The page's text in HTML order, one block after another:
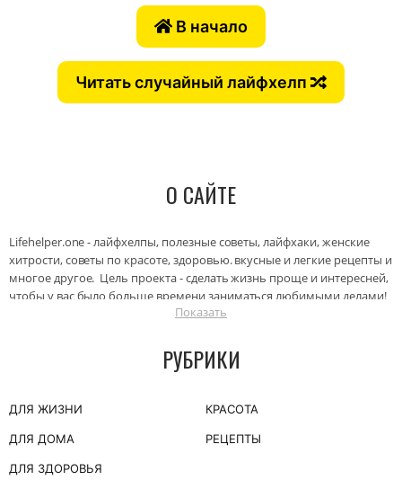
В начало
Читать случайный лайфхелп
О САЙТЕ
Lifehelper.one - лайфхелпы, полезные советы, лайфхаки, женские
хитрости, советы по красоте, здоровью. вкусные и легкие рецепты и
многое другое. Цель проекта - сделать жизнь проще и интересней,
чтобы у вас было больше времени заниматься любимыми делами!
И уделять больше внимания близким людям.
Показать
РУБРИКИ
ДЛЯ ЖИЗНИ
ДЛЯ ДОМА
ДЛЯ ЗДОРОВЬЯ
КРАСОТА
РЕЦЕПТЫ